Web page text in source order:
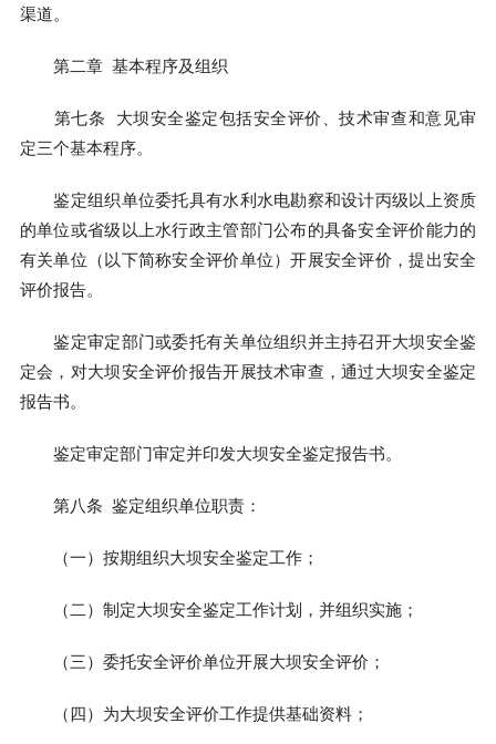
渠道。
第二章 基本程序及组织
第七条 大坝安全鉴定包括安全评价、技术审查和意见审
定三个基本程序。
鉴定组织单位委托具有水利水电勘察和设计丙级以上资质
的单位或省级以上水行政主管部门公布的具备安全评价能力的
有关单位（以下简称安全评价单位）开展安全评价，提出安全
评价报告。
鉴定审定部门或委托有关单位组织并主持召开大坝安全鉴
定会，对大坝安全评价报告开展技术审查，通过大坝安全鉴定
报告书。
鉴定审定部门审定并印发大坝安全鉴定报告书。
第八条 鉴定组织单位职责：
（一）按期组织大坝安全鉴定工作；
（二）制定大坝安全鉴定工作计划，并组织实施；
（三）委托安全评价单位开展大坝安全评价；
（四）为大坝安全评价工作提供基础资料；